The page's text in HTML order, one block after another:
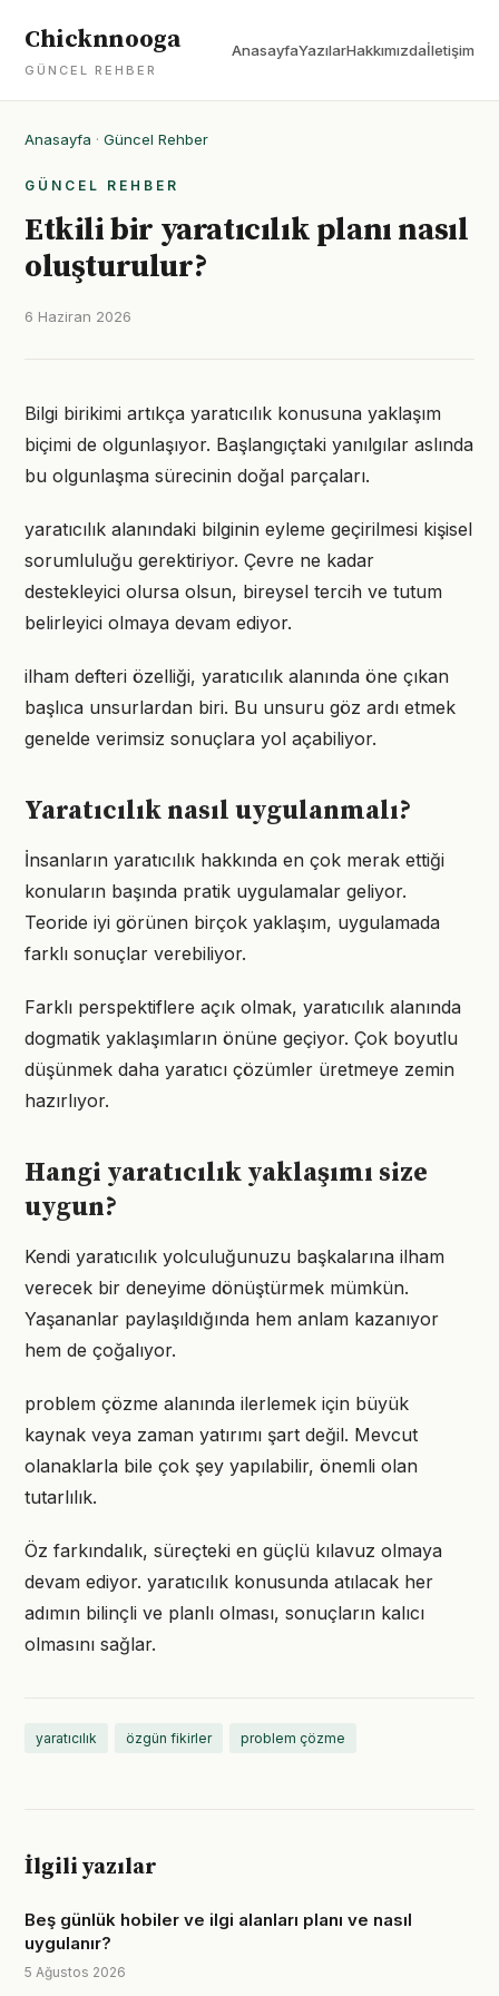
Chicknnooga
GÜNCEL REHBER
AnasayfaYazılarHakkımızdaİletişim
Anasayfa · Güncel Rehber
GÜNCEL REHBER
Etkili bir yaratıcılık planı nasıl
oluşturulur?
6 Haziran 2026
Bilgi birikimi artıkça yaratıcılık konusuna yaklaşım
biçimi de olgunlaşıyor. Başlangıçtaki yanılgılar aslında
bu olgunlaşma sürecinin doğal parçaları.
yaratıcılık alanındaki bilginin eyleme geçirilmesi kişisel
sorumluluğu gerektiriyor. Çevre ne kadar
destekleyici olursa olsun, bireysel tercih ve tutum
belirleyici olmaya devam ediyor.
ilham defteri özelliği, yaratıcılık alanında öne çıkan
başlıca unsurlardan biri. Bu unsuru göz ardı etmek
genelde verimsiz sonuçlara yol açabiliyor.
Yaratıcılık nasıl uygulanmalı?
İnsanların yaratıcılık hakkında en çok merak ettiği
konuların başında pratik uygulamalar geliyor.
Teoride iyi görünen birçok yaklaşım, uygulamada
farklı sonuçlar verebiliyor.
Farklı perspektiflere açık olmak, yaratıcılık alanında
dogmatik yaklaşımların önüne geçiyor. Çok boyutlu
düşünmek daha yaratıcı çözümler üretmeye zemin
hazırlıyor.
Hangi yaratıcılık yaklaşımı size
uygun?
Kendi yaratıcılık yolculuğunuzu başkalarına ilham
verecek bir deneyime dönüştürmek mümkün.
Yaşananlar paylaşıldığında hem anlam kazanıyor
hem de çoğalıyor.
problem çözme alanında ilerlemek için büyük
kaynak veya zaman yatırımı şart değil. Mevcut
olanaklarla bile çok şey yapılabilir, önemli olan
tutarlılık.
Öz farkındalık, süreçteki en güçlü kılavuz olmaya
devam ediyor. yaratıcılık konusunda atılacak her
adımın bilinçli ve planlı olması, sonuçların kalıcı
olmasını sağlar.
yaratıcılık özgün fikirler problem çözme
İlgili yazılar
Beş günlük hobiler ve ilgi alanları planı ve nasıl
uygulanır?
5 Ağustos 2026